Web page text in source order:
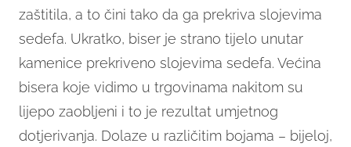
zaštitila, a to čini tako da ga prekriva slojevima
sedefa. Ukratko, biser je strano tijelo unutar
kamenice prekriveno slojevima sedefa. Većina
bisera koje vidimo u trgovinama nakitom su
lijepo zaobljeni i to je rezultat umjetnog
dotjerivanja. Dolaze u različitim bojama – bijeloj,